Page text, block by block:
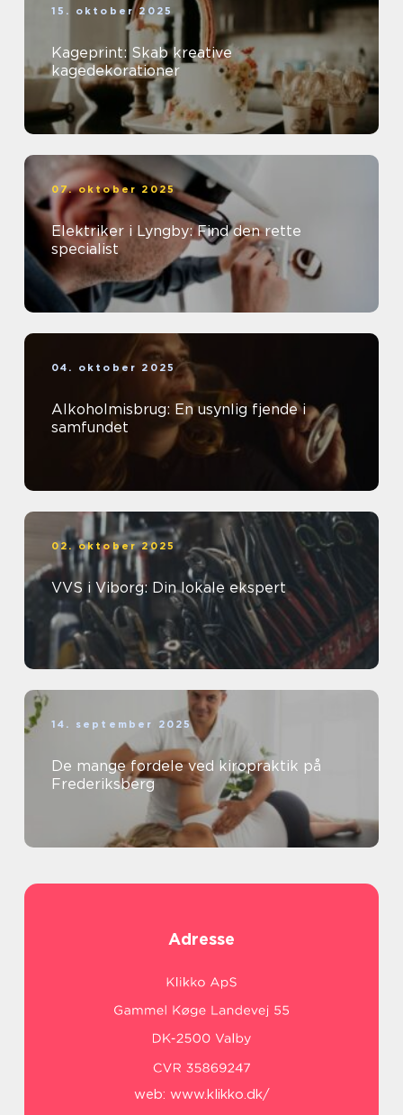
15. oktober 2025
Kageprint: Skab kreative
kagedekorationer
07. oktober 2025
Elektriker i Lyngby: Find den rette
specialist
04. oktober 2025
Alkoholmisbrug: En usynlig fjende i
samfundet
02. oktober 2025
VVS i Viborg: Din lokale ekspert
14. september 2025
De mange fordele ved kiropraktik på
Frederiksberg
Adresse
web: www.klikko.dk/